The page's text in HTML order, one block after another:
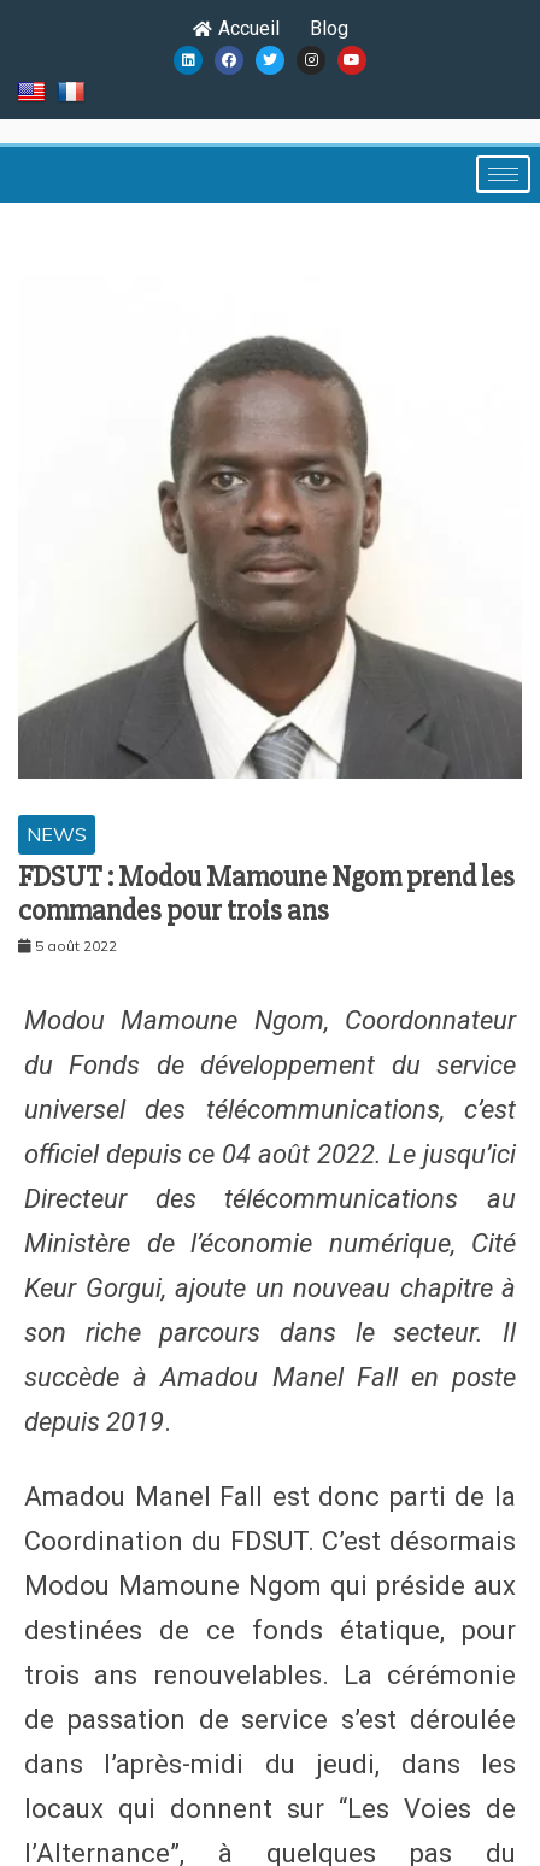
Accueil Blog
NEWS
FDSUT : Modou Mamoune Ngom prend les
commandes pour trois ans
5 août 2022
Modou Mamoune Ngom, Coordonnateur
du Fonds de développement du service
universel des télécommunications, c’est
officiel depuis ce 04 août 2022. Le jusqu’ici
Directeur des télécommunications au
Ministère de l’économie numérique, Cité
Keur Gorgui, ajoute un nouveau chapitre à
son riche parcours dans le secteur. Il
succède à Amadou Manel Fall en poste
depuis 2019.
Amadou Manel Fall est donc parti de la
Coordination du FDSUT. C’est désormais
Modou Mamoune Ngom qui préside aux
destinées de ce fonds étatique, pour
trois ans renouvelables. La cérémonie
de passation de service s’est déroulée
dans l’après-midi du jeudi, dans les
locaux qui donnent sur “Les Voies de
l’Alternance”, à quelques pas du